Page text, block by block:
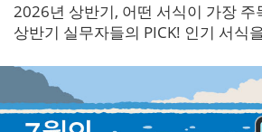
2026년 상반기, 어떤 서식이 가장 주
상반기 실무자들의 PICK! 인기 서식